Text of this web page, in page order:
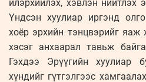
илэрхийлэх, хэвлэн нийтлэх
Үндсэн хуулиар иргэнд
хоёр эрхийн тэнцвэрийг яаж
хэсэг анхаарал тавьж
Гэхдээ Эрүүгийн хуулиар
хүндийг гүтгэлгээс